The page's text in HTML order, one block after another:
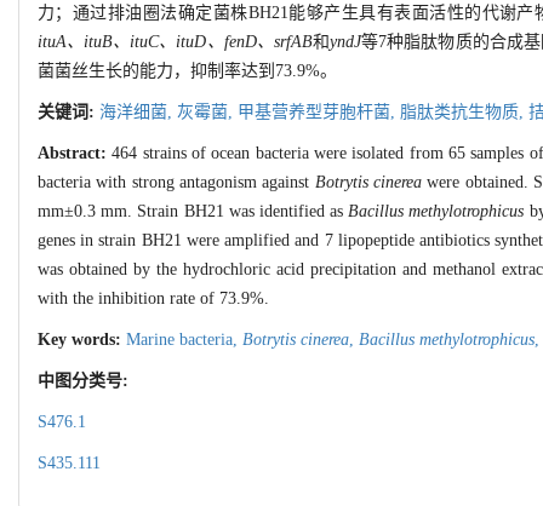
力；通过排油圈法确定菌株BH21能够产生具有表面活性的代谢
ituA、ituB、ituC、ituD、fenD、srfAB和yndJ等7种脂肽物质的合成
菌菌丝生长的能力，抑制率达到73.9%。
关键词: 海洋细菌, 灰霉菌, 甲基营养型芽胞杆菌, 脂肽类抗生物质,
Abstract:464 strains of ocean bacteria were isolated from 65
bacteria with strong antagonism against Botrytis cinereawere obtained.
mm±0.3 mm. Strain BH21 was identified asBacillus methylotrophicus
genes in strain BH21 were amplified and 7 lipopeptide antibiotics
was obtained by the hydrochloric acid precipitation and methanol
with the inhibition rate of 73.9%.
Key words: Marine bacteria, Botrytis cinerea, Bacillus methylotrophicus,
中图分类号:
S476.1
S435.111